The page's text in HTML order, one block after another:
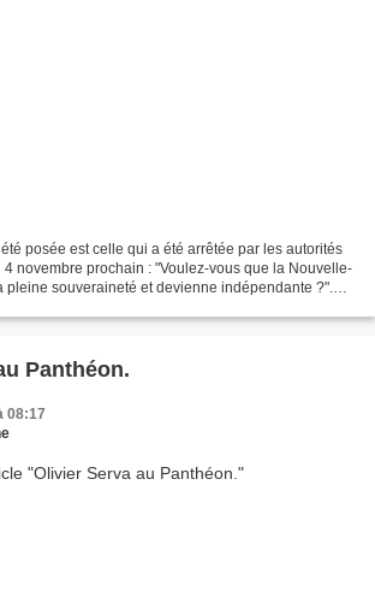
posée est celle qui a été arrêtée par les autorités
novembre prochain : "Voulez-vous que la Nouvelle-
souveraineté et devienne indépendante ?".
Panthéon.
08:17